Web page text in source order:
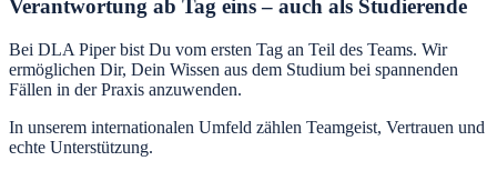
Verantwortung ab Tag eins – auch als Studierende
Bei DLA Piper bist Du vom ersten Tag an Teil des Teams. Wir
ermöglichen Dir, Dein Wissen aus dem Studium bei spannenden
Fällen in der Praxis anzuwenden.
In unserem internationalen Umfeld zählen Teamgeist, Vertrauen und
echte Unterstützung.